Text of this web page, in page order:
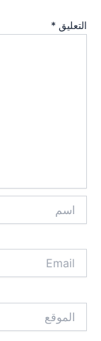
التعليق *